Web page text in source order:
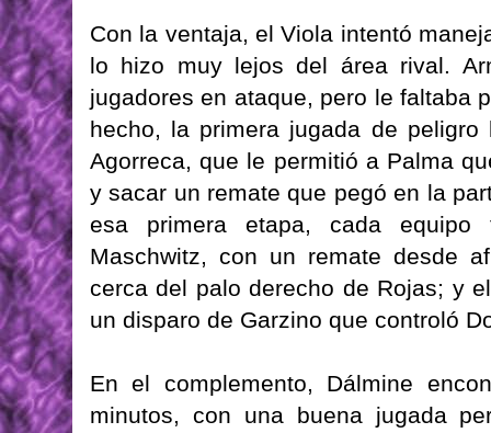
Con la ventaja, el Viola intentó
lo hizo muy lejos del área rival.
jugadores en ataque, pero le faltaba
hecho, la primera jugada de
Agorreca, que le permitió a Palma
y sacar un remate que pegó en la
esa primera etapa, cada
Maschwitz, con un remate desde
cerca del palo derecho de Rojas; y
un disparo de Garzino que controló
En el complemento, Dálmine
minutos, con una buena jugada